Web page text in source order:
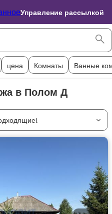
Управление рассылкой
цена Комнаты Ванные
в Полом Д